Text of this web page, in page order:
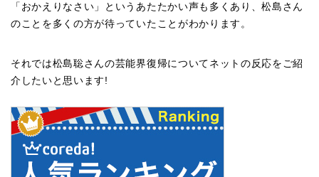
「おかえりなさい」というあたたかい声も多くあり、松島さん
のことを多くの方が待っていたことがわかります。
それでは松島聡さんの芸能界復帰についてネットの反応をご紹
介したいと思います!